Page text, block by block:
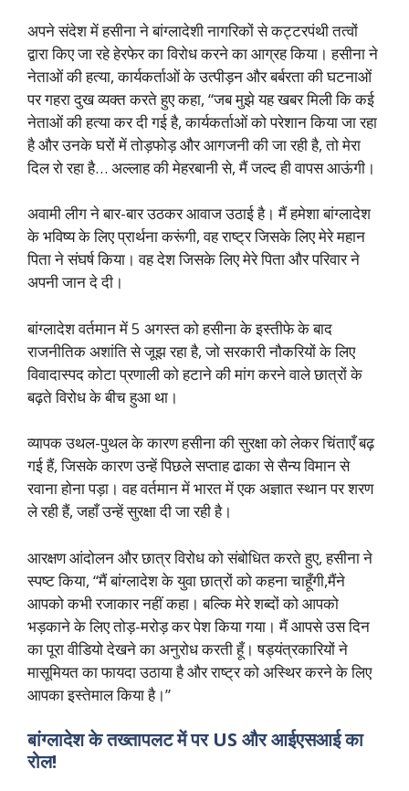
अपने संदेश में हसीना ने बांग्लादेशी नागरिकों से कट्टरपंथी तत्वों
द्वारा किए जा रहे हेरफेर का विरोध करने का आग्रह किया। हसीना ने
नेताओं की हत्या, कार्यकर्ताओं के उत्पीड़न और बर्बरता की घटनाओं
पर गहरा दुख व्यक्त करते हुए कहा, “जब मुझे यह खबर मिली कि कई
नेताओं की हत्या कर दी गई है, कार्यकर्ताओं को परेशान किया जा रहा
है और उनके घरों में तोड़फोड़ और आगजनी की जा रही है, तो मेरा
दिल रो रहा है… अल्लाह की मेहरबानी से, मैं जल्द ही वापस आऊंगी।
अवामी लीग ने बार-बार उठकर आवाज उठाई है। मैं हमेशा बांग्लादेश
के भविष्य के लिए प्रार्थना करूंगी, वह राष्ट्र जिसके लिए मेरे महान
पिता ने संघर्ष किया। वह देश जिसके लिए मेरे पिता और परिवार ने
अपनी जान दे दी।
बांग्लादेश वर्तमान में 5 अगस्त को हसीना के इस्तीफे के बाद
राजनीतिक अशांति से जूझ रहा है, जो सरकारी नौकरियों के लिए
विवादास्पद कोटा प्रणाली को हटाने की मांग करने वाले छात्रों के
बढ़ते विरोध के बीच हुआ था।
व्यापक उथल-पुथल के कारण हसीना की सुरक्षा को लेकर चिंताएँ बढ़
गई हैं, जिसके कारण उन्हें पिछले सप्ताह ढाका से सैन्य विमान से
रवाना होना पड़ा। वह वर्तमान में भारत में एक अज्ञात स्थान पर शरण
ले रही हैं, जहाँ उन्हें सुरक्षा दी जा रही है।
आरक्षण आंदोलन और छात्र विरोध को संबोधित करते हुए, हसीना ने
स्पष्ट किया, “मैं बांग्लादेश के युवा छात्रों को कहना चाहूँगी,मैंने
आपको कभी रजाकार नहीं कहा। बल्कि मेरे शब्दों को आपको
भड़काने के लिए तोड़-मरोड़ कर पेश किया गया। मैं आपसे उस दिन
का पूरा वीडियो देखने का अनुरोध करती हूँ। षड्यंत्रकारियों ने
मासूमियत का फायदा उठाया है और राष्ट्र को अस्थिर करने के लिए
आपका इस्तेमाल किया है।”
बांग्लादेश के तख्तापलट में पर US और आईएसआई का
रोल!